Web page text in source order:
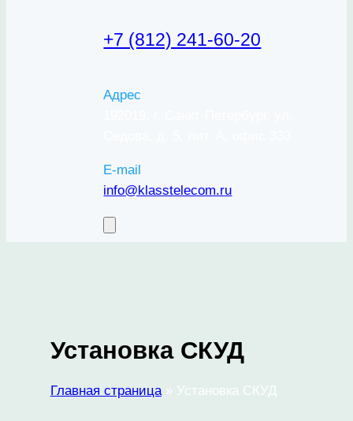
+7 (812) 241-60-20
Адрес
E-mail
info@klasstelecom.ru
Установка СКУД
Главная страница» Установка СКУД